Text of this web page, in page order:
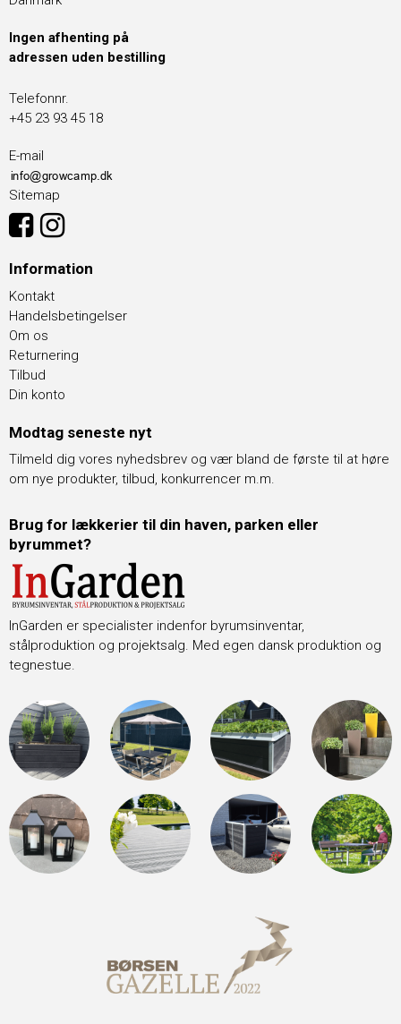
Ingen afhenting på
adressen uden bestilling
Telefonnr.
+45 23 93 45 18
E-mail
Sitemap
Information
Kontakt
Handelsbetingelser
Om os
Returnering
Tilbud
Din konto
Modtag seneste nyt
Tilmeld dig vores nyhedsbrev og vær bland de første til at høre
om nye produkter, tilbud, konkurrencer m.m.
Brug for lækkerier til din haven, parken eller
byrummet?
InGarden er specialister indenfor byrumsinventar,
stålproduktion og projektsalg. Med egen dansk produktion og
tegnestue.